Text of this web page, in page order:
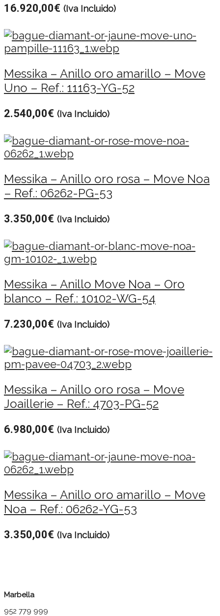
16.920,00€ (Iva Incluido)
Messika – Anillo oro amarillo – Move
Uno – Ref.: 11163-YG-52
2.540,00€ (Iva Incluido)
Messika – Anillo oro rosa – Move Noa
– Ref.: 06262-PG-53
3.350,00€ (Iva Incluido)
Messika – Anillo Move Noa – Oro
blanco – Ref.: 10102-WG-54
7.230,00€ (Iva Incluido)
Messika – Anillo oro rosa – Move
Joaillerie – Ref.: 4703-PG-52
6.980,00€ (Iva Incluido)
Messika – Anillo oro amarillo – Move
Noa – Ref.: 06262-YG-53
3.350,00€ (Iva Incluido)
Marbella
952 779 999